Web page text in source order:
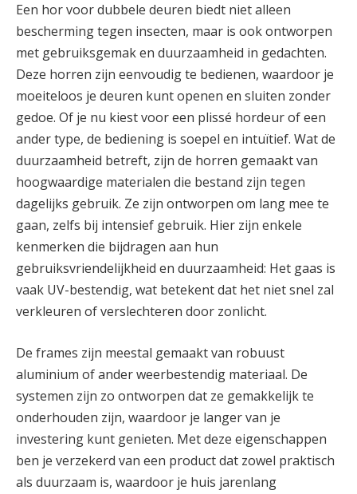
Een hor voor dubbele deuren biedt niet alleen
bescherming tegen insecten, maar is ook ontworpen
met gebruiksgemak en duurzaamheid in gedachten.
Deze horren zijn eenvoudig te bedienen, waardoor je
moeiteloos je deuren kunt openen en sluiten zonder
gedoe. Of je nu kiest voor een plissé hordeur of een
ander type, de bediening is soepel en intuïtief. Wat de
duurzaamheid betreft, zijn de horren gemaakt van
hoogwaardige materialen die bestand zijn tegen
dagelijks gebruik. Ze zijn ontworpen om lang mee te
gaan, zelfs bij intensief gebruik. Hier zijn enkele
kenmerken die bijdragen aan hun
gebruiksvriendelijkheid en duurzaamheid: Het gaas is
vaak UV-bestendig, wat betekent dat het niet snel zal
verkleuren of verslechteren door zonlicht.
De frames zijn meestal gemaakt van robuust
aluminium of ander weerbestendig materiaal. De
systemen zijn zo ontworpen dat ze gemakkelijk te
onderhouden zijn, waardoor je langer van je
investering kunt genieten. Met deze eigenschappen
ben je verzekerd van een product dat zowel praktisch
als duurzaam is, waardoor je huis jarenlang